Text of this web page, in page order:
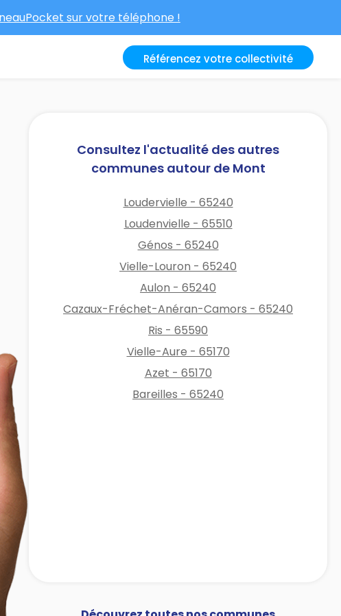
sur votre téléphone !
Référencez votre collectivité
Consultez l'actualité des autres
communes autour de Mont
Loudervielle - 65240
Loudenvielle - 65510
Génos - 65240
Vielle-Louron - 65240
Aulon - 65240
Cazaux-Fréchet-Anéran-Camors - 65240
Ris - 65590
Vielle-Aure - 65170
Azet - 65170
Bareilles - 65240